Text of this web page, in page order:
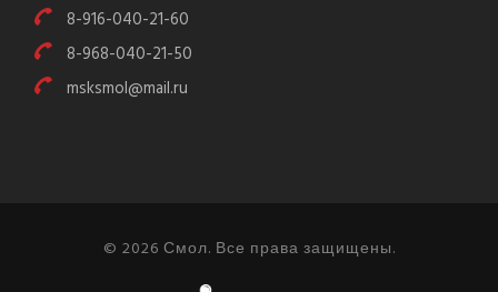
8-916-040-21-60
8-968-040-21-50
msksmol@mail.ru
© 2026 Смол. Все права защищены.